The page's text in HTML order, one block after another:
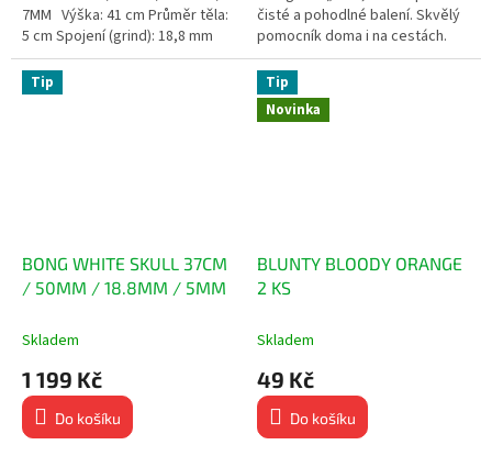
7MM Výška: 41 cm Průměr těla:
5 cm Spojení (grind): 18,8 mm
Tloušťka skla: 7 mm
Limitovaná...
čisté a pohodlné balení. Skvělý
pomocník doma i na cestách.
Rozměry: 14 x 18 cm – snadno
přenosný Pevný a...
Tip
BONG WHITE SKULL 37CM
/ 50MM / 18.8MM / 5MM
Skladem
1 199 Kč
Do košíku
Tip
Novinka
BLUNTY BLOODY ORANGE
2 KS
Skladem
49 Kč
Do košíku